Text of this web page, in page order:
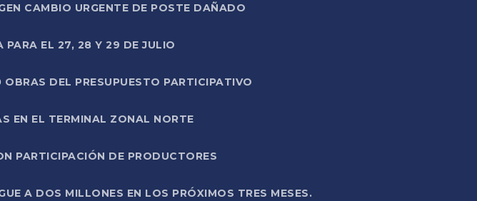
CAMBIO URGENTE DE POSTE DAÑADO
PARA EL 27, 28 Y 29 DE JULIO
DEL PRESUPUESTO PARTICIPATIVO
EN EL TERMINAL ZONAL NORTE
PARTICIPACIÓN DE PRODUCTORES
A DOS MILLONES EN LOS PRÓXIMOS TRES MESES.